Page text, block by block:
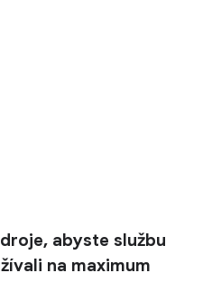
abyste službu
na maximum